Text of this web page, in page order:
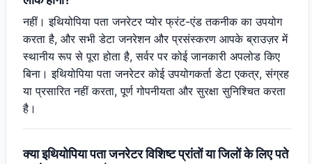
नहीं। इथियोपिया पता जनरेटर प्योर फ्रंट-एंड तकनीक का उपयोग
करता है, और सभी डेटा जनरेशन और प्रसंस्करण आपके ब्राउज़र में
स्थानीय रूप से पूरा होता है, सर्वर पर कोई जानकारी अपलोड किए
बिना। इथियोपिया पता जनरेटर कोई उपयोगकर्ता डेटा एकत्र, संग्रह
या प्रसारित नहीं करता, पूर्ण गोपनीयता और सुरक्षा सुनिश्चित करता
है।
क्या इथियोपिया पता जनरेटर विशिष्ट प्रांतों या जिलों के लिए पते